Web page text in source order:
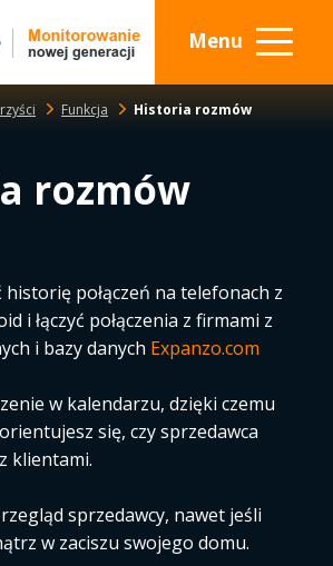
Menu
Funkcja Historia rozmów
rozmów
połączeń na telefonach z
i łączyć połączenia z firmami z
i bazy danych Expanzo.com
w kalendarzu, dzięki czemu
się, czy sprzedawca
klientami.
sprzedawcy, nawet jeśli
w zaciszu swojego domu.